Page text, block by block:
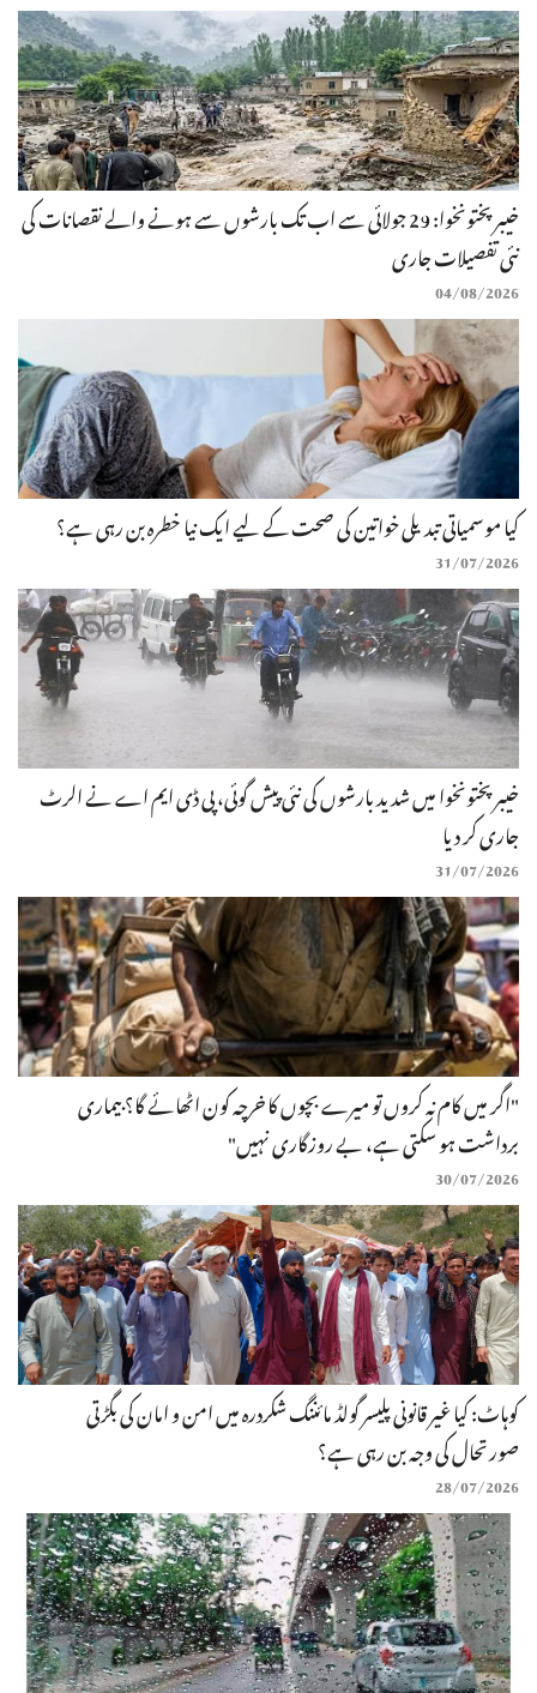
خیبرپختونخوا: 29 جولائی سے اب تک بارشوں سے ہونے والے نقصانات کی
نئی تفصیلات جاری
04/08/2026
کیا موسمیاتی تبدیلی خواتین کی صحت کے لیے ایک نیا خطرہ بن رہی ہے؟
31/07/2026
خیبرپختونخوا میں شدید بارشوں کی نئی پیش گوئی، پی ڈی ایم اے نے الرٹ
جاری کر دیا
31/07/2026
"اگر میں کام نہ کروں تو میرے بچوں کا خرچہ کون اٹھائے گا؟ بیماری
برداشت ہو سکتی ہے، بے روزگاری نہیں"
30/07/2026
کوہاٹ: کیا غیر قانونی پلیسر گولڈ مائننگ شکردرہ میں امن و امان کی بگڑتی
صورتحال کی وجہ بن رہی ہے؟
28/07/2026